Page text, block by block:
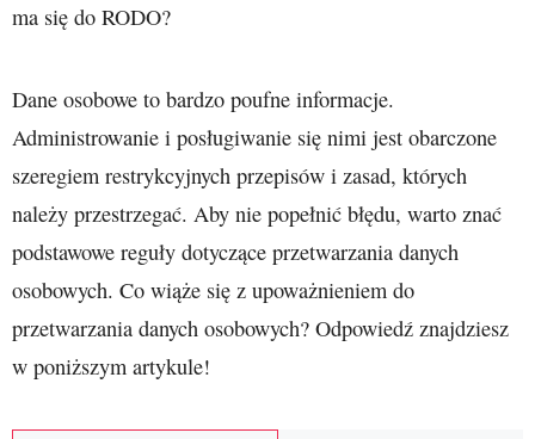
ma się do RODO?
Dane osobowe to bardzo poufne informacje.
Administrowanie i posługiwanie się nimi jest obarczone
szeregiem restrykcyjnych przepisów i zasad, których
należy przestrzegać. Aby nie popełnić błędu, warto znać
podstawowe reguły dotyczące przetwarzania danych
osobowych. Co wiąże się z upoważnieniem do
przetwarzania danych osobowych? Odpowiedź znajdziesz
w poniższym artykule!